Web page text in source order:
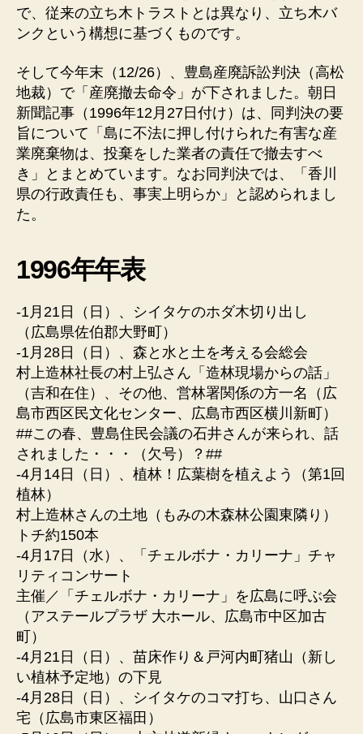
で、従来の立ち木トラストとは異なり、立ち木バ
ンクという構想に基づくものです。
そして今年末（12/26）、豊島産廃訴訟判決（高松
地裁）で「産廃撤去命令」が下されました。朝日
新聞記事（1996年12月27日付け）は、同判決の要
旨について「島に不法に押し付けられた有害な産
業廃棄物は、投棄をした業者の責任で撤去すべ
き」とまとめています。なお同判決では、「香川
県の行政責任も、事実上明らか」と認められまし
た。
1996年年表
-1月21日（日）、シイタケのホダ木切り出し
（広島県佐伯郡大野町）
-1月28日（日）、森と水と土を考える会総会
村上造林社長の村上弘さん「造林現場からの話」
（吉和在住）、その他、営林署関係の方一名（広
島市西区民文化センター、広島市西区横川新町）
##この春、豊島住民会議の石井さんが来られ、話
されました・・・（欠号）？##
-4月14日（日）、植林！広葉樹を植えよう（第1回
植林）
村上造林さんの土地（もみの木森林公園東隣り）
トチ約150本
-4月17日（水）、「チェルボナ・カリーナ」チャ
リティコンサート
主催／「チェルボナ・カリーナ」を広島に呼ぶ会
（アステールプラザ 大ホール、広島市中区加古
町）
-4月21日（日）、苗床作り＆戸河内町猪山（新し
い植林予定地）の下見
-4月28日（日）、シイタケのコマ打ち、山口さん
宅（広島市東区福田）